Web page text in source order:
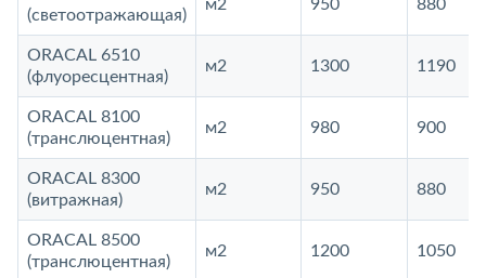
(светоотражающая)
м2 950 880
ORACAL 6510
(флуоресцентная)
м2 1300 1190
ORACAL 8100
(транслюцентная)
м2 980 900
ORACAL 8300
(витражная)
м2 950 880
ORACAL 8500
(транслюцентная)
м2 1200 1050